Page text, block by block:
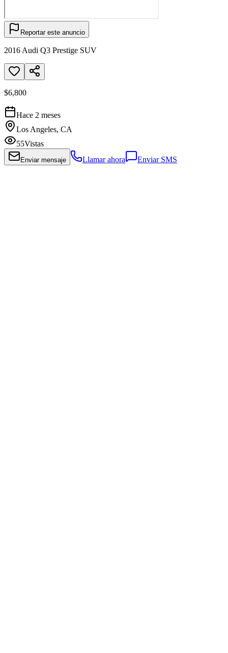
Reportar este anuncio
2016 Audi Q3 Prestige SUV
$6,800
Hace 2 meses
Los Angeles, CA
55Vistas
Enviar mensaje Llamar ahora Enviar SMS